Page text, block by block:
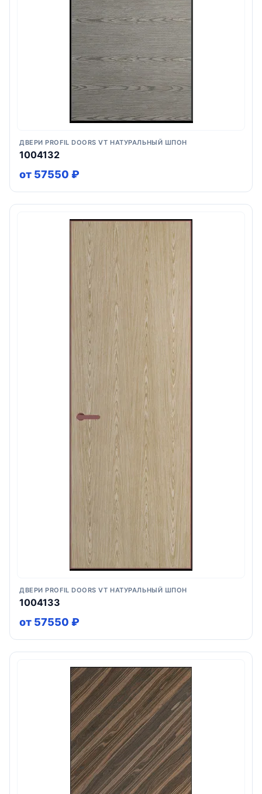
ДВЕРИ PROFIL DOORS VT НАТУРАЛЬНЫЙ ШПОН
1004132
от 57550 ₽
ДВЕРИ PROFIL DOORS VT НАТУРАЛЬНЫЙ ШПОН
1004133
от 57550 ₽